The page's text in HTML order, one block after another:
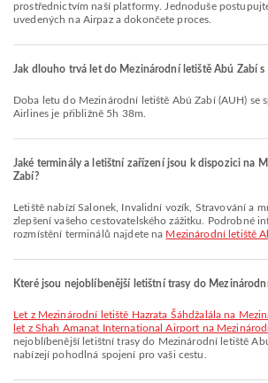
prostřednictvím naší platformy. Jednoduše
uvedených na Airpaz a dokončete proces.
Jak dlouho trvá let do Mezinárodní letiště Abú Zabí s
Doba letu do Mezinárodní letiště Abú Zabí (AUH) se společností US-Bangla
Airlines je přibližně 5h 38m.
Jaké terminály a letištní zařízení jsou k dispozici na
Zabí?
Letiště nabízí Salonek, Invalidní vozík, Stravování a mnoho dalších služeb pro
zlepšení vašeho cestovatelského zážitku. Podrobné
rozmístění terminálů najdete na Mezinárodní letiště
Které jsou nejoblíbenější letištní trasy do
let z Mezinárodní letiště Hazrata Šáhdžalála na
let z Shah Amanat International Airport na
nejoblíbenější letištní trasy do Mezinárodní letiště
nabízejí pohodlná spojení pro vaši cestu.